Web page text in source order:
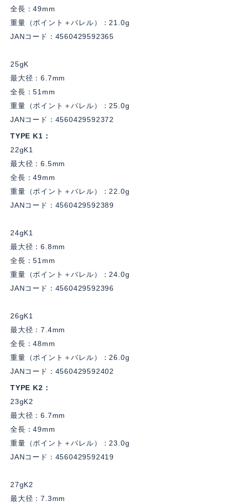
全長：49mm
重量（ポイント＋バレル）：21.0g
JANコード：4560429592365
25gK
最大径：6.7mm
全長：51mm
重量（ポイント＋バレル）：25.0g
JANコード：4560429592372
TYPE K1
22gK1
最大径：6.5mm
全長：49mm
重量（ポイント＋バレル）：22.0g
JANコード：4560429592389
24gK1
最大径：6.8mm
全長：51mm
重量（ポイント＋バレル）：24.0g
JANコード：4560429592396
26gK1
最大径：7.4mm
全長：48mm
重量（ポイント＋バレル）：26.0g
JANコード：4560429592402
TYPE K2
23gK2
最大径：6.7mm
全長：49mm
重量（ポイント＋バレル）：23.0g
JANコード：4560429592419
27gK2
最大径：7.3mm